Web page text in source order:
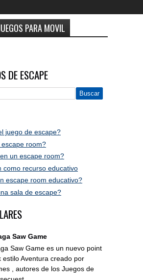
PARA MOVIL
DE ESCAPE
juego de escape?
room?
un escape room?
como recurso educativo
escape room educativo?
sala de escape?
Saw Game
Saw Game es un nuevo point
estilo Aventura creado por
, autores de los Juegos de